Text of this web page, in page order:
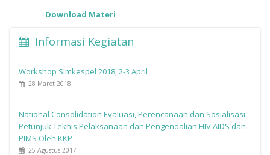
Download Materi
Informasi Kegiatan
Workshop Simkespel 2018, 2-3 April
28 Maret 2018
National Consolidation Evaluasi, Perencanaan dan Sosialisasi
Petunjuk Teknis Pelaksanaan dan Pengendalian HIV AIDS dan
PIMS Oleh KKP
25 Agustus 2017